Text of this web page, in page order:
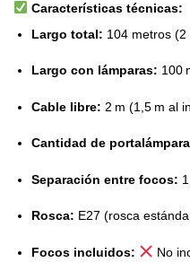
Características técnicas:
Largo total: 104 metros
Largo con lámparas: 100
Cable libre: 2 m (1,5 m al
Cantidad de
Separación entre focos:
Rosca: E27 (rosca
Focos incluidos: No